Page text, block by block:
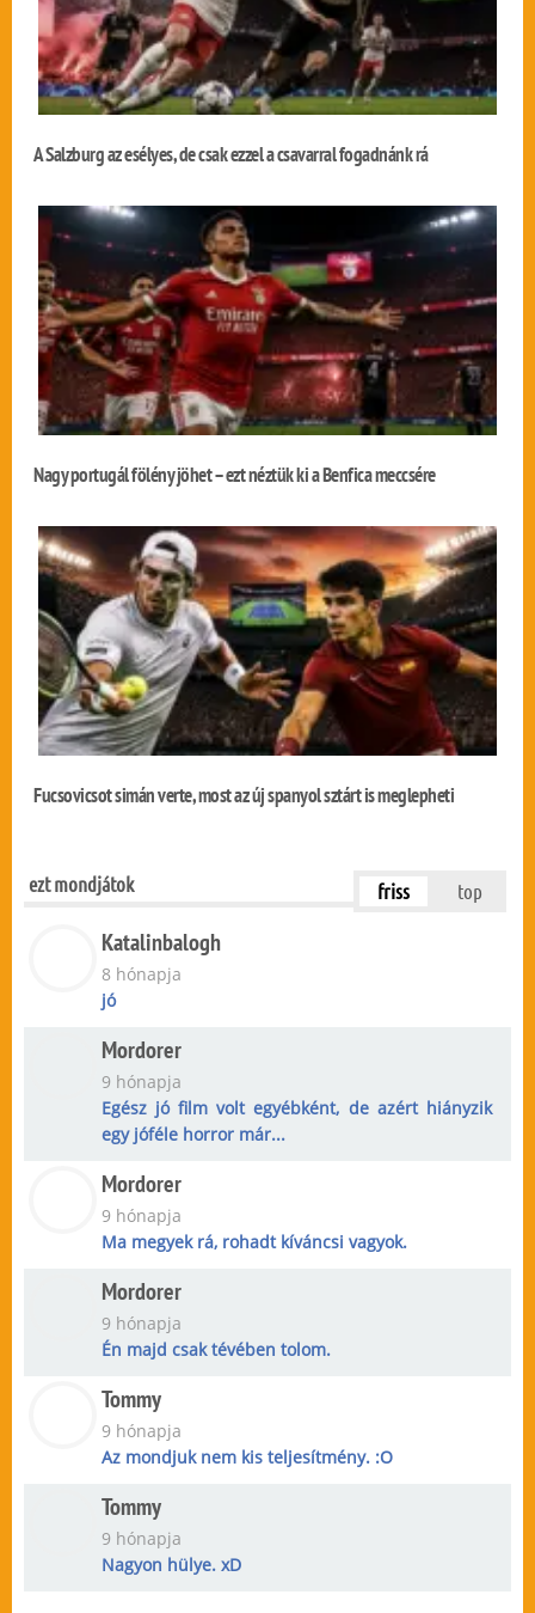
A Salzburg az esélyes, de csak ezzel a csavarral fogadnánk rá
Nagy portugál fölény jöhet – ezt néztük ki a Benfica meccsére
Fucsovicsot simán verte, most az új spanyol sztárt is meglepheti
ezt mondjátok friss top
Katalinbalogh
8 hónapja
jó
Mordorer
9 hónapja
Egész jó film volt egyébként, de azért hiányzik
egy jóféle horror már...
Mordorer
9 hónapja
Ma megyek rá, rohadt kíváncsi vagyok.
Mordorer
9 hónapja
Én majd csak tévében tolom.
Tommy
9 hónapja
Az mondjuk nem kis teljesítmény. :O
Tommy
9 hónapja
Nagyon hülye. xD